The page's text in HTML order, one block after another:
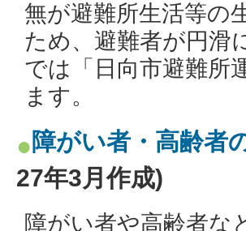
無が避難所生活等の
ため、避難者が円滑
では「日向市避難所
ます。
障がい者・高齢者
27年3月作成)
障がい者や高齢者な